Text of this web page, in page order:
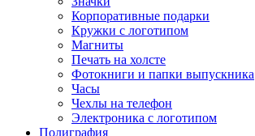
Корпоративные подарки
Кружки с логотипом
Магниты
Печать на холсте
Фотокниги и папки выпускника
Часы
Чехлы на телефон
Электроника с логотипом
Полиграфия